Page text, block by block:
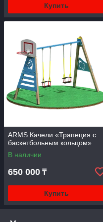
Купить
ARMS Качели «Трапеция с
баскетбольным кольцом»
В наличии
650 000 ₸
Купить